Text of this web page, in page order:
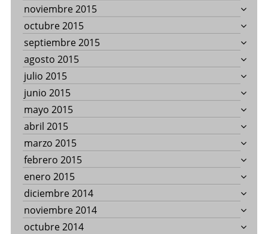
noviembre 2015
octubre 2015
septiembre 2015
agosto 2015
julio 2015
junio 2015
mayo 2015
abril 2015
marzo 2015
febrero 2015
enero 2015
diciembre 2014
noviembre 2014
octubre 2014